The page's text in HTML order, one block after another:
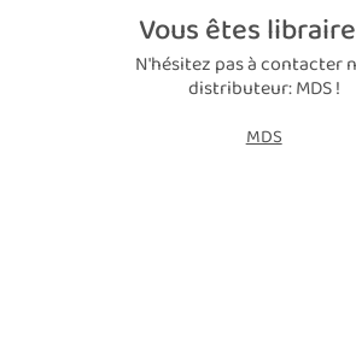
Vous êtes
N'hésitez pas à contacter
distributeur: MDS !
MDS